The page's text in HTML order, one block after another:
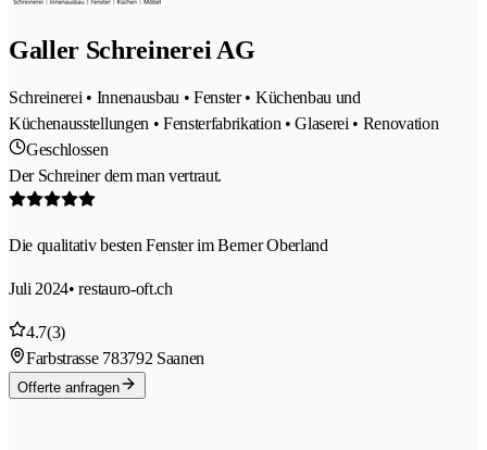
Galler Schreinerei AG
Schreinerei • Innenausbau • Fenster • Küchenbau und
Küchenausstellungen • Fensterfabrikation • Glaserei • Renovation
Geschlossen
Der Schreiner dem man vertraut.
Die qualitativ besten Fenster im Berner Oberland
Juli 2024• restauro-oft.ch
4.7(3)
Farbstrasse 783792 Saanen
Offerte anfragen